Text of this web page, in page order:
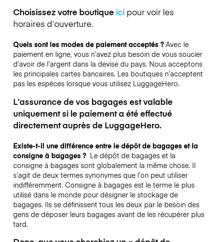
Choisissez votre boutique icipour voir les
horaires d’ouverture.
Quels sont les modes de paiement acceptés ? Avec le
paiement en ligne, vous n’avez plus besoin de vous soucier
d’avoir de l’argent dans la devise du pays. Nous acceptons
les principales cartes bancaires. Les boutiques n’acceptent
pas les espèces lorsque vous utilisez LuggageHero.
L’assurance de vos bagages est valable
uniquement si le paiement a été effectué
directement auprès de LuggageHero.
Existe-t-il une différence entre le dépôt de bagages et la
consigne à bagages ? Le dépôt de bagages et la
consigne à bagages sont globalement la même chose. Il
s’agit de deux termes synonymes que l’on peut utiliser
indifféremment. Consigne à bagages est le terme le plus
utilisé dans le monde pour désigner le stockage de
bagages. Ils se définissent tous les deux par le besoin des
gens de déposer leurs bagages avant de les récupérer plus
tard.